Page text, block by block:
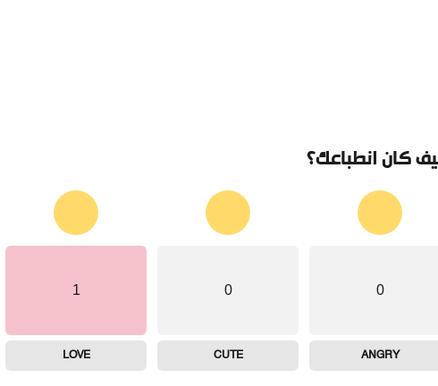
كان انطباعك؟
0
ANGRY
0
CUTE
1
LOVE